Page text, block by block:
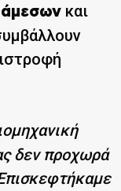
και
δεν προχωρά